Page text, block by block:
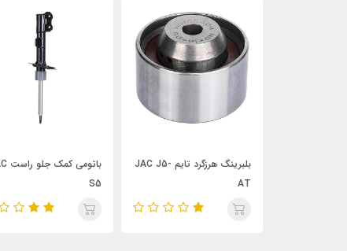
باتومی کمک جلو راست JAC
S5
آرم جلو پنجره JAC J4